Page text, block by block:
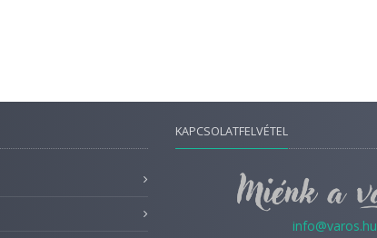
KAPCSOLATFELVÉTEL
info@varos.hu